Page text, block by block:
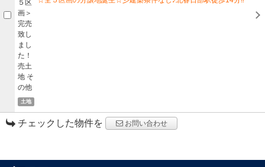
土地
チェックした物件を お問い合わせ